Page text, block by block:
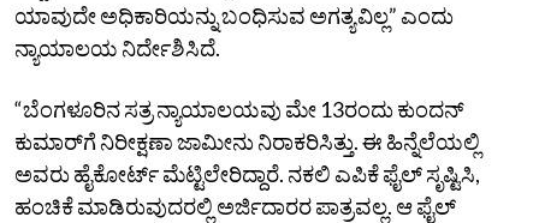
ಯಾವುದೇ ಅಧಿಕಾರಿಯನ್ನು ಬಂಧಿಸುವ ಅಗತ್ಯವಿಲ್ಲ” ಎಂದು
ನ್ಯಾಯಾಲಯ ನಿರ್ದೇಶಿಸಿದೆ.
“ಬೆಂಗಳೂರಿನ ಸತ್ರ ನ್ಯಾಯಾಲಯವು ಮೇ 13ರಂದು ಕುಂದನ್‌
ಕುಮಾರ್‌ಗೆ ನಿರೀಕ್ಷಣಾ ಜಾಮೀನು ನಿರಾಕರಿಸಿತ್ತು. ಈ ಹಿನ್ನೆಲೆಯಲ್ಲಿ
ಅವರು ಹೈಕೋರ್ಟ್‌ ಮೆಟ್ಟಿಲೇರಿದ್ದಾರೆ. ನಕಲಿ ಎಪಿಕೆ ಫೈಲ್‌ ಸೃಷ್ಟಿಸಿ,
ಹಂಚಿಕೆ ಮಾಡಿರುವುದರಲ್ಲಿ ಅರ್ಜಿದಾರರ ಪಾತ್ರವಲ್ಲ. ಆ ಫೈಲ್‌